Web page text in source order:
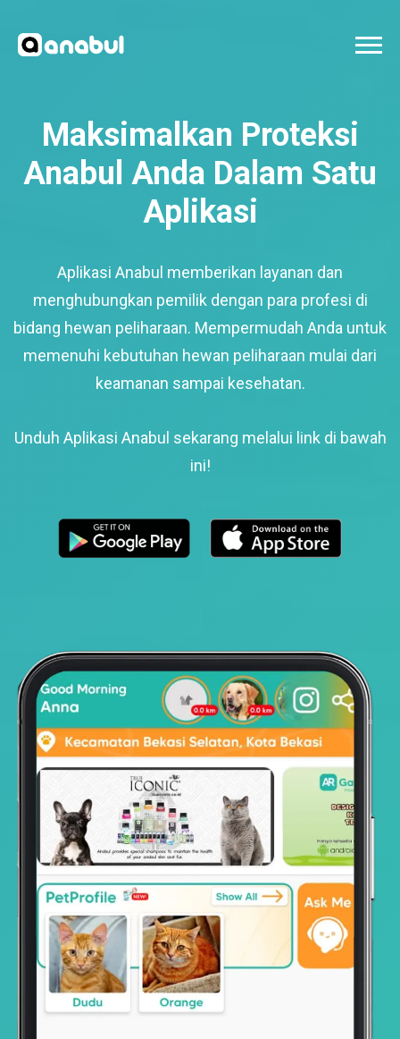
Maksimalkan Proteksi
Anabul Anda Dalam Satu
Aplikasi
Aplikasi Anabul memberikan layanan dan
menghubungkan pemilik dengan para profesi di
bidang hewan peliharaan. Mempermudah Anda untuk
memenuhi kebutuhan hewan peliharaan mulai dari
keamanan sampai kesehatan.
Unduh Aplikasi Anabul sekarang melalui link di bawah
ini!